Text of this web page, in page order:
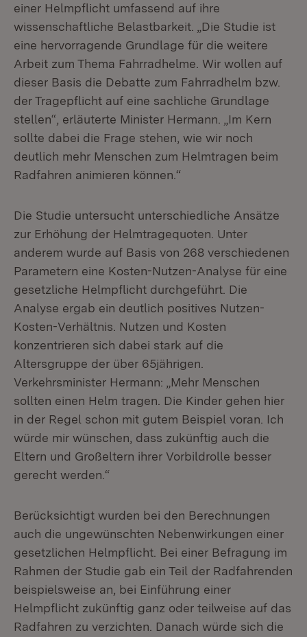
einer Helmpflicht umfassend auf ihre
wissenschaftliche Belastbarkeit. „Die Studie ist
eine hervorragende Grundlage für die weitere
Arbeit zum Thema Fahrradhelme. Wir wollen auf
dieser Basis die Debatte zum Fahrradhelm bzw.
der Tragepflicht auf eine sachliche Grundlage
stellen“, erläuterte Minister Hermann. „Im Kern
sollte dabei die Frage stehen, wie wir noch
deutlich mehr Menschen zum Helmtragen beim
Radfahren animieren können.“
Die Studie untersucht unterschiedliche Ansätze
zur Erhöhung der Helmtragequoten. Unter
anderem wurde auf Basis von 268 verschiedenen
Parametern eine Kosten-Nutzen-Analyse für eine
gesetzliche Helmpflicht durchgeführt. Die
Analyse ergab ein deutlich positives Nutzen-
Kosten-Verhältnis. Nutzen und Kosten
konzentrieren sich dabei stark auf die
Altersgruppe der über 65jährigen.
Verkehrsminister Hermann: „Mehr Menschen
sollten einen Helm tragen. Die Kinder gehen hier
in der Regel schon mit gutem Beispiel voran. Ich
würde mir wünschen, dass zukünftig auch die
Eltern und Großeltern ihrer Vorbildrolle besser
gerecht werden.“
Berücksichtigt wurden bei den Berechnungen
auch die ungewünschten Nebenwirkungen einer
gesetzlichen Helmpflicht. Bei einer Befragung im
Rahmen der Studie gab ein Teil der Radfahrenden
beispielsweise an, bei Einführung einer
Helmpflicht zukünftig ganz oder teilweise auf das
Radfahren zu verzichten. Danach würde sich die